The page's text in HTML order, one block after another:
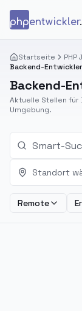
phpentwickler
Startseite PHP
Backend-
Backend-
Aktuelle Stellen für
Umgebung.
Standort
Remote